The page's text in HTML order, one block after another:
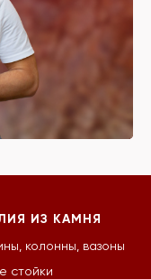
ИЗ КАМНЯ
колонны, вазоны
стойки